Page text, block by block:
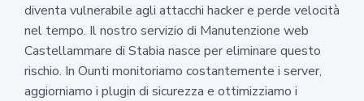
diventa vulnerabile agli attacchi hacker e perde velocità
nel tempo. Il nostro servizio di Manutenzione web
Castellammare di Stabia nasce per eliminare questo
rischio. In Ounti monitoriamo costantemente i server,
aggiorniamo i plugin di sicurezza e ottimizziamo i